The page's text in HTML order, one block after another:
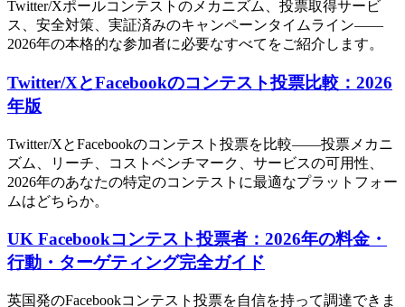
Twitter/Xポールコンテストのメカニズム、投票取得サービ
ス、安全対策、実証済みのキャンペーンタイムライン——
2026年の本格的な参加者に必要なすべてをご紹介します。
Twitter/XとFacebookのコンテスト投票比較：2026
年版
Twitter/XとFacebookのコンテスト投票を比較——投票メカニ
ズム、リーチ、コストベンチマーク、サービスの可用性、
2026年のあなたの特定のコンテストに最適なプラットフォー
ムはどちらか。
UK Facebookコンテスト投票者：2026年の料金・
行動・ターゲティング完全ガイド
英国発のFacebookコンテスト投票を自信を持って調達できま